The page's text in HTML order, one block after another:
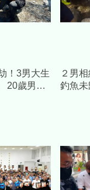
！3男大生
20歲男溺
２男
釣魚